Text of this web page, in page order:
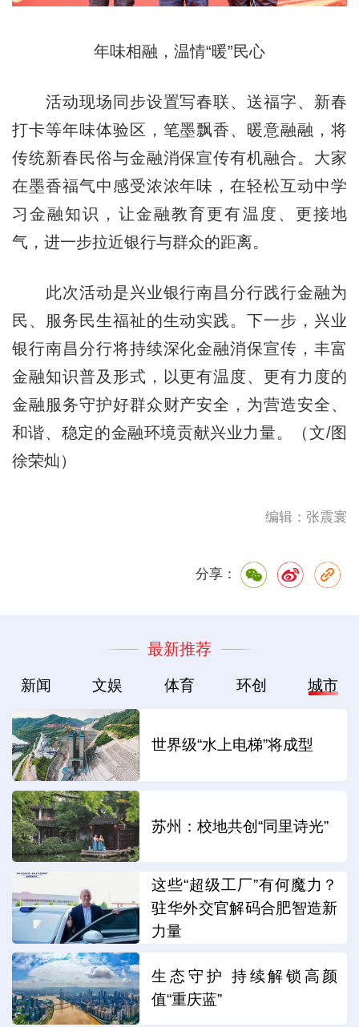
年味相融，温情“暖”民心
活动现场同步设置写春联、送福字、新春
打卡等年味体验区，笔墨飘香、暖意融融，将
传统新春民俗与金融消保宣传有机融合。大家
在墨香福气中感受浓浓年味，在轻松互动中学
习金融知识，让金融教育更有温度、更接地
气，进一步拉近银行与群众的距离。
此次活动是兴业银行南昌分行践行金融为
民、服务民生福祉的生动实践。下一步，兴业
银行南昌分行将持续深化金融消保宣传，丰富
金融知识普及形式，以更有温度、更有力度的
金融服务守护好群众财产安全，为营造安全、
和谐、稳定的金融环境贡献兴业力量。（文/图
徐荣灿）
编辑：张震寰
分享：
最新推荐
新闻 文娱 体育 环创 城市
世界级“水上电梯”将成型
苏州：校地共创“同里诗光”
这些“超级工厂”有何魔力？
驻华外交官解码合肥智造新
力量
生态守护 持续解锁高颜
值“重庆蓝”